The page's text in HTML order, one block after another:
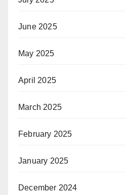
June 2025
May 2025
April 2025
March 2025
February 2025
January 2025
December 2024